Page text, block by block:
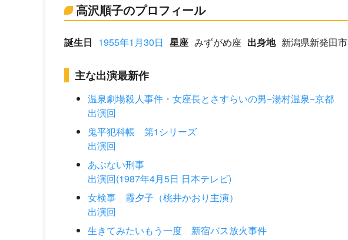
高沢順子のプロフィール
誕生日 1955年1月30日 星座 みずがめ座 出身地 新潟県新発田市
主な出演最新作
温泉劇場殺人事件・女座長とさすらいの男−湯村温泉−京都
出演回
鬼平犯科帳 第1シリーズ
出演回
あぶない刑事
出演回(1987年4月5日 日本テレビ)
女検事 霞夕子（桃井かおり主演）
出演回
生きてみたいもう一度 新宿バス放火事件